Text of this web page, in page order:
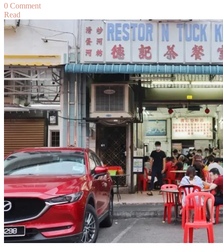
0 Commenton
隆
坡】
寶
級
廚
神
的
精
緻
馬
來
饗
宴：
One
of
The
Best
Modern
Malaysia
Read